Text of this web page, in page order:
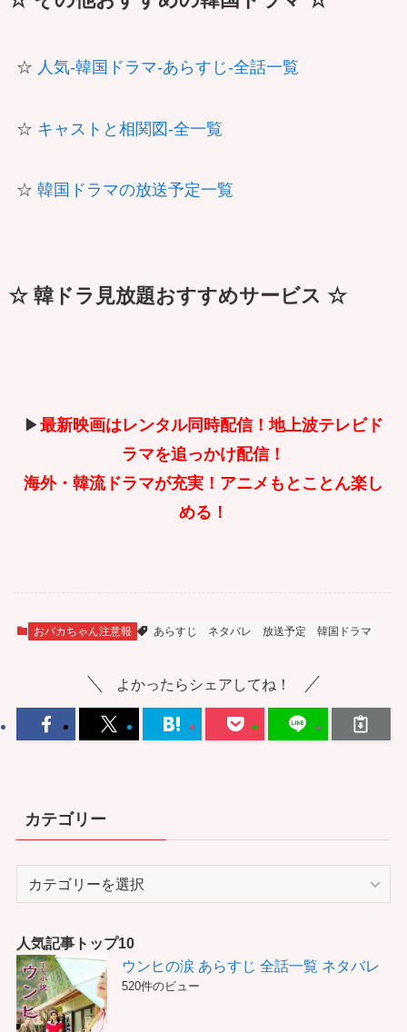
☆ 人気-韓国ドラマ-あらすじ-全話一覧
☆ キャストと相関図-全一覧
☆ 韓国ドラマの放送予定一覧
☆ 韓ドラ見放題おすすめサービス ☆
▶最新映画はレンタル同時配信！地上波テレビド
ラマを追っかけ配信！
海外・韓流ドラマが充実！アニメもとことん楽し
める！
おバカちゃん注意報 あらすじ ネタバレ 放送予定 韓国ドラマ
よかったらシェアしてね！
カテゴリー
リ
ー
人気記事トップ10
ウンヒの涙 あらすじ 全話一覧 ネタバレ
520件のビュー